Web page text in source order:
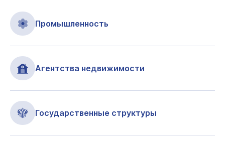
Промышленность
Агентства недвижимости
Государственные структуры